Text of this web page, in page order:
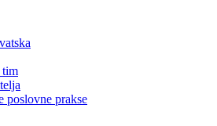
tim
poslovne prakse